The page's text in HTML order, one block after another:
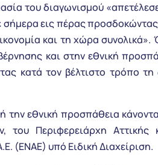
του διαγωνισμού
εις πέρας
και τη χώρα
και στην εθνική
κατά τον βέλτιστο τρόπο
εθνική προσπάθεια
Περιφερειάρχη
(ΕΝΑΕ) υπό Ειδική Διαχείριση.